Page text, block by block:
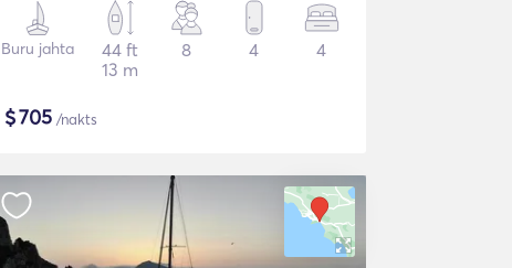
Buru jahta
44 ft
13 m
8 4 4
$705 /nakts